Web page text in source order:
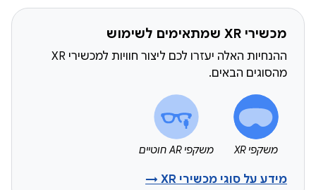
מכשירי XR שמתאימים לשימוש
ההנחיות האלה יעזרו לכם ליצור חוויות למכשירי XR
מהסוגים הבאים.
משקפי XR משקפי AR חוטיים
מידע על סוגי מכשירי XR →